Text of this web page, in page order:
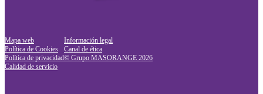
Mapa web
Política de Cookies
Política de privacidad
Calidad de servicio
Información legal
Canal de ética
© Grupo MASORANGE 2026